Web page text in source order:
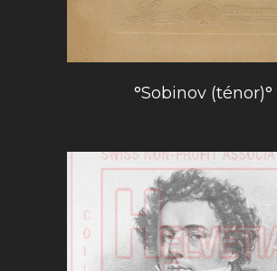
°Sobinov (ténor)°